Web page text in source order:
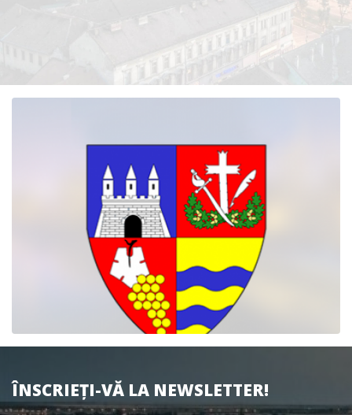
ÎNSCRIEȚI-VĂ LA NEWSLETTER!